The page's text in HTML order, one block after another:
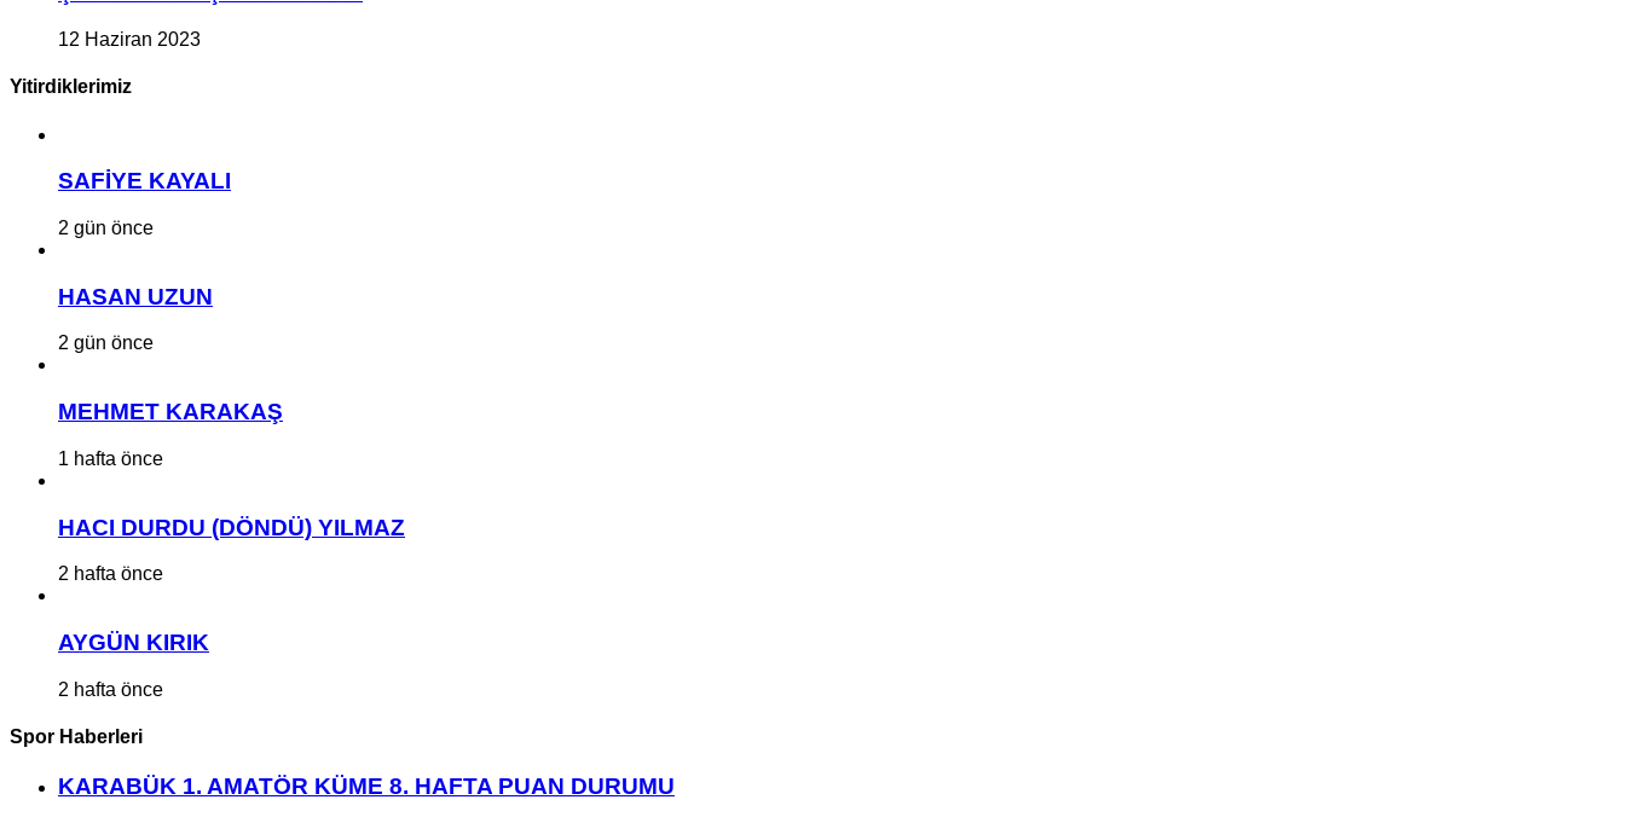
12 Haziran 2023
Yitirdiklerimiz
SAFİYE KAYALI
2 gün önce
HASAN UZUN
2 gün önce
MEHMET KARAKAŞ
1 hafta önce
HACI DURDU (DÖNDÜ) YILMAZ
2 hafta önce
AYGÜN KIRIK
2 hafta önce
Spor Haberleri
KARABÜK 1. AMATÖR KÜME 8. HAFTA PUAN DURUMU